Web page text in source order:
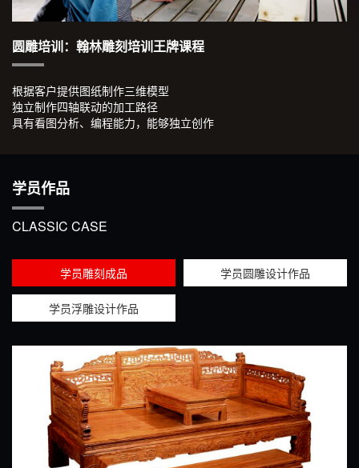
圆雕培训：翰林雕刻培训王牌课程
根据客户提供图纸制作三维模型
独立制作四轴联动的加工路径
具有看图分析、编程能力，能够独立创作
学员作品
CLASSIC CASE
学员雕刻成品 学员圆雕设计作品
学员浮雕设计作品